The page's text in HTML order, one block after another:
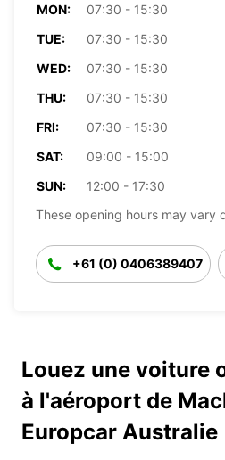
MON:
07:30 - 15:30
TUE:
07:30 - 15:30
WED:
07:30 - 15:30
THU:
07:30 - 15:30
FRI:
07:30 - 15:30
SAT:
09:00 - 15:00
SUN:
12:00 - 17:30
These opening hours may vary
+61 (0) 0406389407
Louez une voiture
à l'aéroport de
Europcar Australie